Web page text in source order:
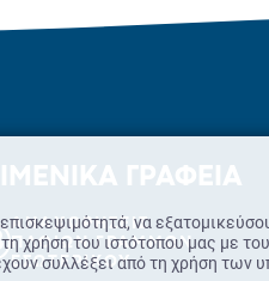
ΓΡΑΦΕΙΑ
ΑΝΑΧΩΡΗΣΕΙΣ
ΠΛΟΙΩΝ ΓΡΑΜΜΩΝ
ΕΣΩΤΕΡΙΚΟΥ
να
χρήση του ιστότοπου μας με
συλλέξει από τη χρήση των